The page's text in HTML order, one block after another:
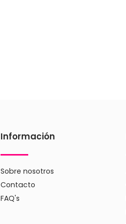
Información
Sobre nosotros
Contacto
FAQ's